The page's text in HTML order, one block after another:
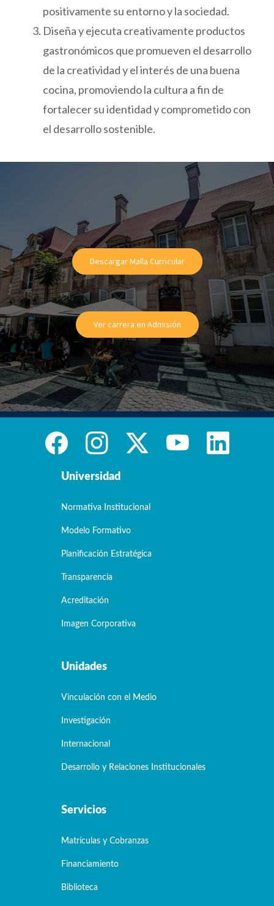
positivamente su entorno y la sociedad.
Diseña y ejecuta creativamente productos
gastronómicos que promueven el desarrollo
de la creatividad y el interés de una buena
cocina, promoviendo la cultura a fin de
fortalecer su identidad y comprometido con
el desarrollo sostenible.
Descargar Malla Curricular
Ver carrera en Admisión